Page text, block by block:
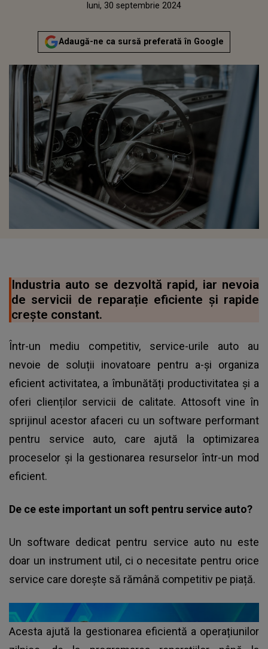
luni, 30 septembrie 2024Actualizat:
luni, 30 septembrie 2024
Adaugă-ne ca sursă preferată în Google
Industria auto se dezvoltă rapid, iar nevoia
de servicii de reparație eficiente și rapide
crește constant.
Într-un mediu competitiv, service-urile auto au
nevoie de soluții inovatoare pentru a-și organiza
eficient activitatea, a îmbunătăți productivitatea și a
oferi clienților servicii de calitate. Attosoft vine în
sprijinul acestor afaceri cu un software performant
pentru service auto, care ajută la optimizarea
proceselor și la gestionarea resurselor într-un mod
eficient.
De ce este important un soft pentru service auto?
Un software dedicat pentru service auto nu este
doar un instrument util, ci o necesitate pentru orice
service care dorește să rămână competitiv pe piață.
Acesta ajută la gestionarea eficientă a operațiunilor